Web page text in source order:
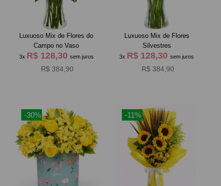
Luxuoso Mix de Flores do
Campo no Vaso
3x R$ 128,30 sem juros
R$ 384,90
Luxuoso Mix de Flores
Silvestres
3x R$ 128,30sem juros
R$ 384,90
-30% -11%